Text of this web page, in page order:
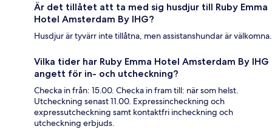
Är det tillåtet att ta med sig husdjur till Ruby Emma
Hotel Amsterdam By IHG?
Husdjur är tyvärr inte tillåtna, men assistanshundar är välkomna.
Vilka tider har Ruby Emma Hotel Amsterdam By IHG
angett för in- och utcheckning?
Checka in från: 15.00. Checka in fram till: när som helst.
Utcheckning senast 11.00. Expressincheckning och
expressutcheckning samt kontaktfri incheckning och
utcheckning erbjuds.